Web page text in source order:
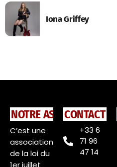
Iona Griffey
NOTRE ASSOCIATION
C’est une
association
de la loi du
1er juillet
CONTACT
+33 6
71 96
47 14